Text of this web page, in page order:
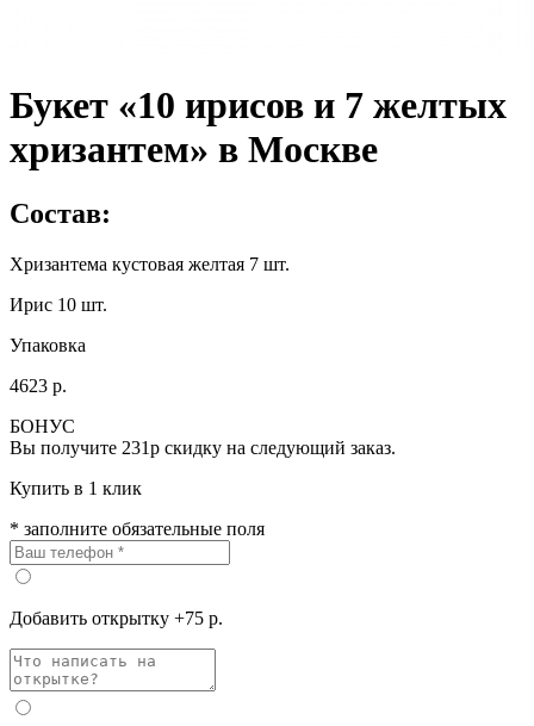
Букет «10 ирисов и 7 желтых
хризантем» в Москве
Состав:
Хризантема кустовая желтая 7 шт.
Ирис 10 шт.
Упаковка
4623 р.
БОНУС
Вы получите 231р скидку на следующий заказ.
Купить в 1 клик
* заполните обязательные поля
Добавить открытку +75 р.